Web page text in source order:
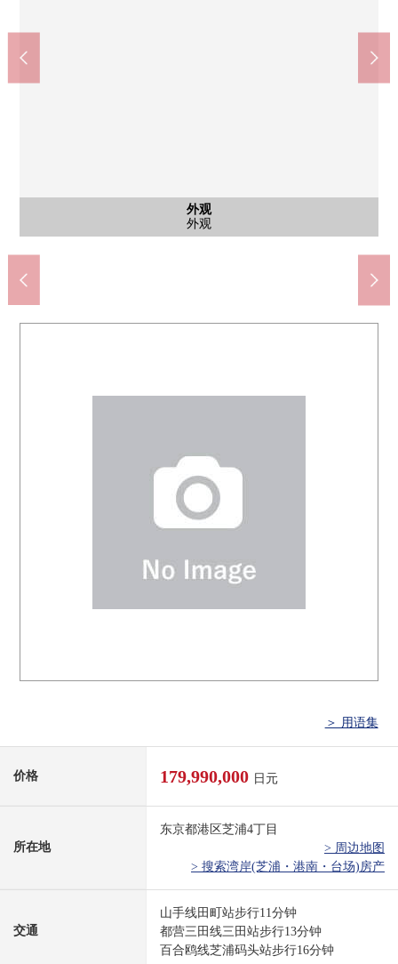
外观
外观
客厅
大约15.7J的LDK
客厅
大约15.7J的LDK
客厅
大约15.7J的LDK
客厅
大约15.7J的LDK
厨房
组合厨房
厨房
组合厨房
卧室
主卧室
卧室
主卧室
室内
西式房间大约5.0J
室内
西式房间大约5.0J
室内
西式房间大约5.0J(阳台一侧)
室内
西式房间大约5.0J(阳台一侧)
洗脸
独立盥洗台
洗脸
独立盥洗台
公共汽车
公共汽车
厕所
厕所
收纳
碗橱
门口
门口
风景
来自阳台的风景
风景
来自阳台的风景
阳台
阳台
共有部分
家庭休息室·小孩角
共有部分
共用部分
共有部分
Plaza View Terrace
共有部分
共用部分
共有部分
共有部分
入口
入口
航空照片
航空照片
航空照片
航空照片
肉花正超市芝浦商店(约420m)
普拉塔努斯公园(约520m)
爱育医院(约1130m)
Lawson芝浦4丁目商店(约140m)
港区立芝浦小学(约250m)
港南中学(约1310m)
musubu田町(约820m)
芝浦港公园(约1270m)
步行16分钟
＞ 用语集
价格 179,990,000 日元
所在地
东京都港区芝浦4丁目
> 周边地图
> 搜索湾岸(芝浦・港南・台场)房产
交通
山手线田町站步行11分钟
都营三田线三田站步行13分钟
百合鸥线芝浦码头站步行16分钟